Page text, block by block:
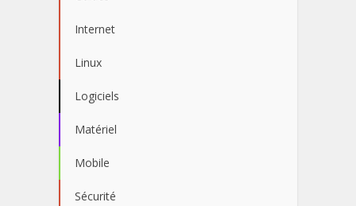
Internet
Linux
Logiciels
Matériel
Mobile
Sécurité